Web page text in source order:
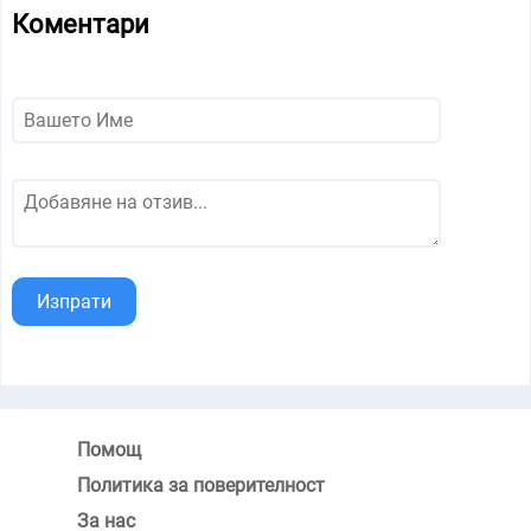
Коментари
Изпрати
Помощ
Политика за поверителност
За нас